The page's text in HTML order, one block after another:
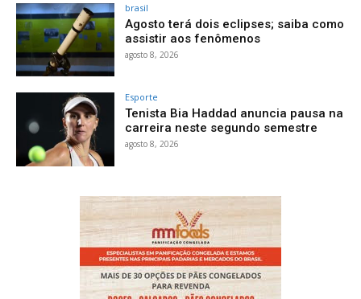
brasil
Agosto terá dois eclipses; saiba como
assistir aos fenômenos
agosto 8, 2026
Esporte
Tenista Bia Haddad anuncia pausa na
carreira neste segundo semestre
agosto 8, 2026